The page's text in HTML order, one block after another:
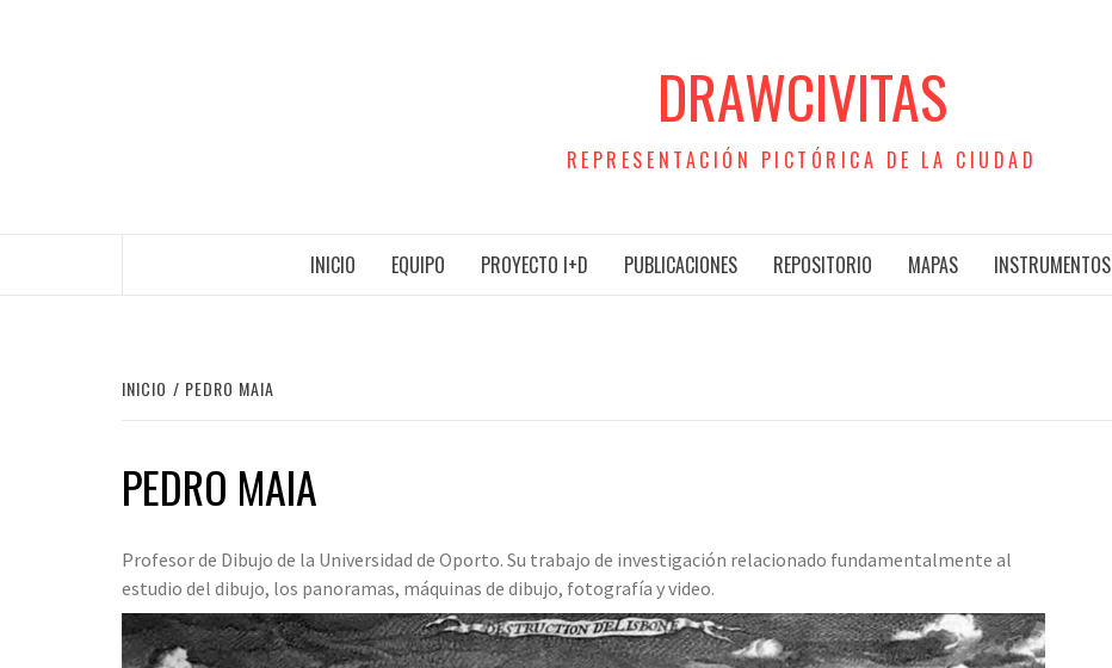
DRAWCIVITAS
REPRESENTACIÓN PICTÓRICA DE LA CIUDAD
INICIO EQUIPO PROYECTO I+D PUBLICACIONES REPOSITORIO MAPAS INSTRUMENTOS
INICIO PEDRO MAIA
PEDRO MAIA
Profesor de Dibujo de la Universidad de Oporto. Su trabajo de investigación relacionado fundamentalmente al
estudio del dibujo, los panoramas, máquinas de dibujo, fotografía y video.